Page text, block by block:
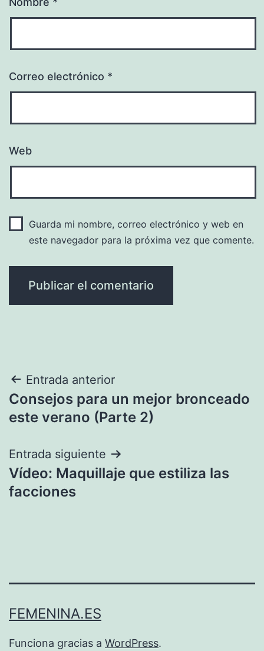
Correo electrónico *
Web
Guarda mi nombre, correo electrónico y web en
este navegador para la próxima vez que comente.
Navegación
de
Entrada anterior
Consejos para un mejor bronceado
este verano (Parte 2)
Entrada siguiente
Vídeo: Maquillaje que estiliza las
facciones
FEMENINA.ES
Funciona gracias a WordPress.